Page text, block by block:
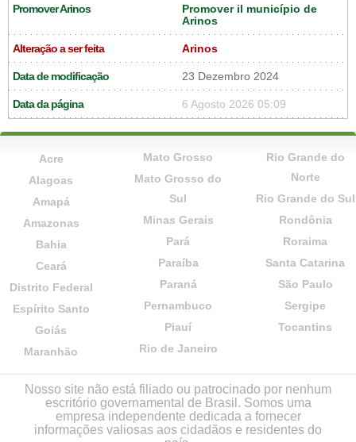
Promover Arinos
Promover il município de
Arinos
Alteração a ser feita Arinos
Data de modificação 23 Dezembro 2024
Data da página 6 Agosto 2026 05:09
Acre
Alagoas
Amapá
Amazonas
Bahia
Ceará
Distrito Federal
Espírito Santo
Goiás
Maranhão
Mato Grosso
Mato Grosso do
Sul
Minas Gerais
Pará
Paraíba
Paraná
Pernambuco
Piauí
Rio de Janeiro
Rio Grande do
Norte
Rio Grande do Sul
Rondônia
Roraima
Santa Catarina
São Paulo
Sergipe
Tocantins
Nosso site não está filiado ou patrocinado por nenhum
escritório governamental de Brasil. Somos uma
empresa independente dedicada a fornecer
informações valiosas aos cidadãos e residentes do